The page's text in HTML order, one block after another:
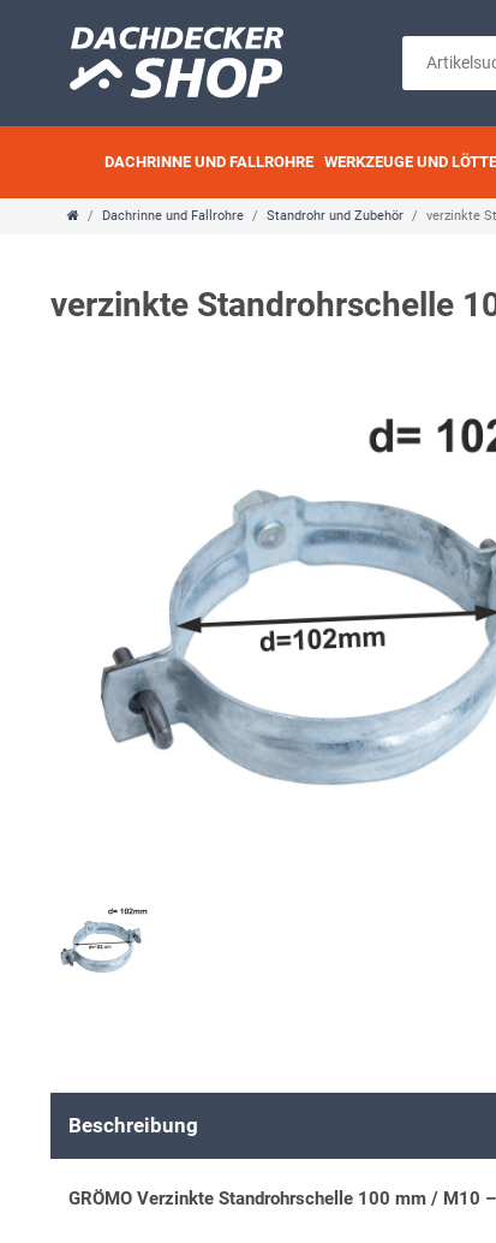
DACHRINNE UND FALLROHRE WERKZEUGE UND
Dachrinne und Fallrohre Standrohr und Zubehör verzinkte
verzinkte Standrohrschelle
Beschreibung
GRÖMO Verzinkte Standrohrschelle 100 mm / M10